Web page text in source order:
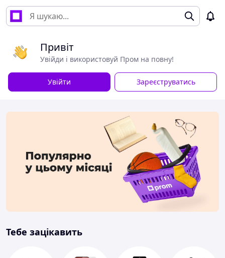
Привіт
Увійди і використовуй Пром на повну!
Увійти Зареєструватись
Тебе зацікавить